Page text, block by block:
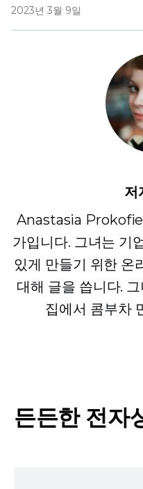
2023년 3월 9일
저
Anastasia
가입니다. 그녀는 기
있게 만들기 위한 온
대해 글을 씁니다.
집에서 콤부차
든든한 전자